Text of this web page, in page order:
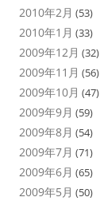
2010年2月 (53)
2010年1月 (33)
2009年12月 (32)
2009年11月 (56)
2009年10月 (47)
2009年9月 (59)
2009年8月 (54)
2009年7月 (71)
2009年6月 (65)
2009年5月 (50)